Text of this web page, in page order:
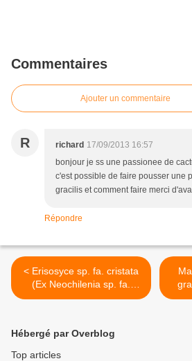
Commentaires
Ajouter un commentaire
R richard 17/09/2013 16:57
bonjour je ss une passionee de
c'est possible de faire pousser une
gracilis et comment faire merci
Répondre
< Erisosyce sp. fa. cristata
(Ex Neochilenia sp. fa.
cristata)
Hébergé par Overblog
Top articles